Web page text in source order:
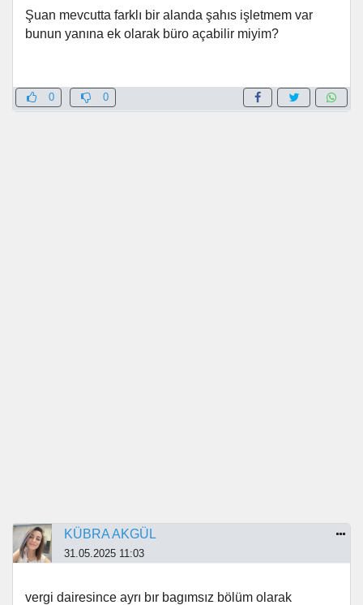
Şuan mevcutta farklı bir alanda şahıs işletmem var
bunun yanına ek olarak büro açabilir miyim?
0 0
KÜBRA AKGÜL
31.05.2025 11:03
vergi dairesince ayrı bır bagımsız bölüm olarak